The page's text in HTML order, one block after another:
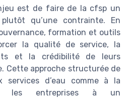
est de faire de la cfsp un
qu’une contrainte. En
formation et outils
la qualité de service, la
et la crédibilité de leurs
Cette approche structurée de
services d’eau comme à la
les entreprises à un